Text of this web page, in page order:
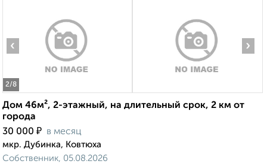
2/8
‹ ›
Дом 46м², 2-этажный, на длительный срок, 2 км от
города
30 000 ₽ в месяц
мкр. Дубинка, Ковтюха
Собственник, 05.08.2026